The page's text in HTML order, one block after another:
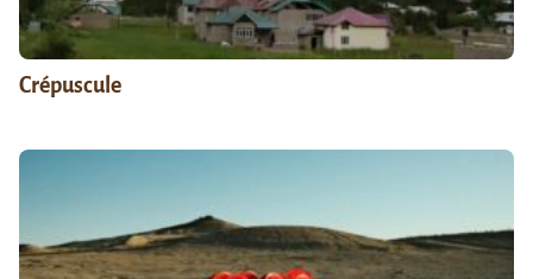
Crépuscule